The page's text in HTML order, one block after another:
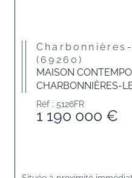
Charbonnières-les-Bains
(69260)
MAISON
CHARBONNIÈRES-
Réf : 5126FR
1 190 000 €